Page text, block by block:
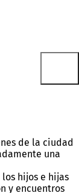
de la ciudad
una
hijos e hijas
y encuentros